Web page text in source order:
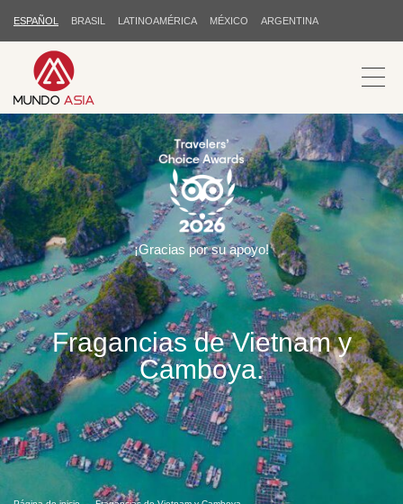
ESPAÑOL BRASIL LATINOAMÉRICA MÉXICO ARGENTINA
Fragancias de Vietnam y
Camboya.
¡Gracias por su apoyo!